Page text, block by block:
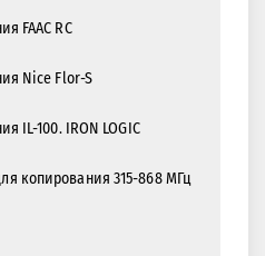
FAAC RC
Nice Flor-S
IL-100. IRON LOGIC
копирования 315-868 МГц